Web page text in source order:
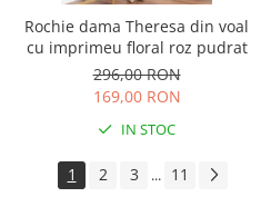
Rochie dama Theresa din voal
cu imprimeu floral roz pudrat
296,00 RON
169,00 RON
IN STOC
1 2 3 ... 11